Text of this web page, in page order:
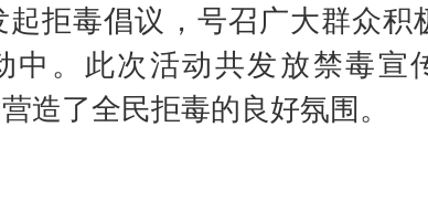
起拒毒倡议，号召广大群众积
中。此次活动共发放禁毒宣
造了全民拒毒的良好氛围。